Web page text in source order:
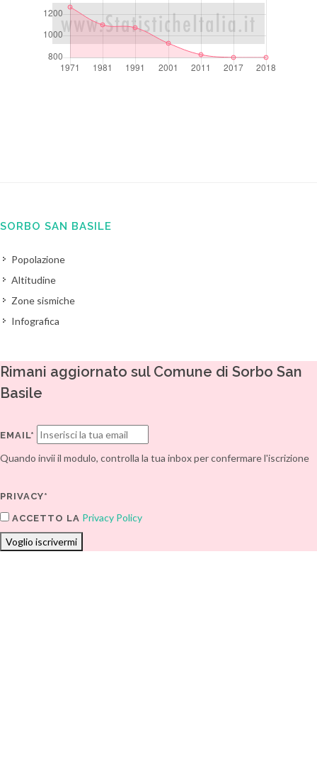
SORBO SAN BASILE
Popolazione
Altitudine
Zone sismiche
Infografica
Rimani aggiornato sul Comune di Sorbo San
Basile
EMAIL*
Quando invii il modulo, controlla la tua inbox per confermare l'iscrizione
PRIVACY*
ACCETTO LA Privacy Policy
Voglio iscrivermi